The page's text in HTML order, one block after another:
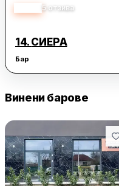
5 отзива
14. СИЕРА
Бар
Винени барове